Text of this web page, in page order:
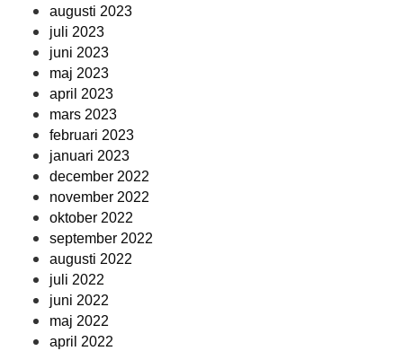
augusti 2023
juli 2023
juni 2023
maj 2023
april 2023
mars 2023
februari 2023
januari 2023
december 2022
november 2022
oktober 2022
september 2022
augusti 2022
juli 2022
juni 2022
maj 2022
april 2022